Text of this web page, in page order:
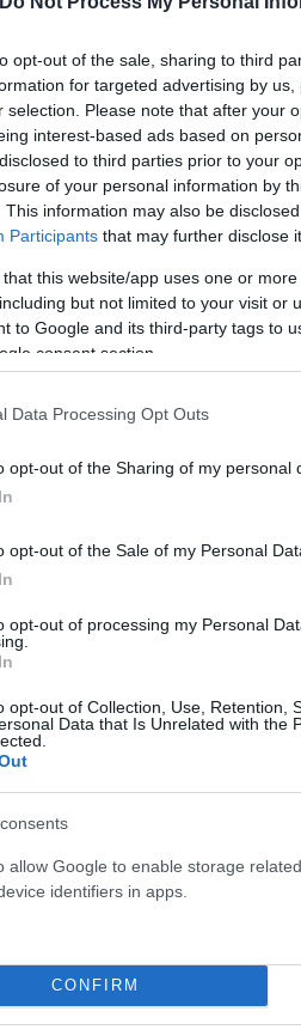
opt-out of the sale, sharing to third
for targeted advertising by
selection. Please note that after your
interest-based ads based on
to third parties prior to your
of your personal information by
This information may also be
Participants that may further disclose
that this website/app uses one or
but not limited to your visit or
to Google and its third-party tags to
consent section.
Data Processing Opt Outs
opt-out of the Sharing of my personal
opt-out of the Sale of my Personal
opt-out of processing my Personal
opt-out of Collection, Use, Retention,
Data that Is Unrelated with the
allow Google to enable storage
identifiers in apps.
CONFIRM
Κασσελάκη, για μεγάλο
ερωτήματα, που
καμιά απάντηση,
τοποθετήσεις
το δικό μας, στο
έχουμε να κάνουμε,
κεντρικό ρόλο στο
στο προηγούμενο
να αποφύγει ο ΣΥΡΙΖΑ